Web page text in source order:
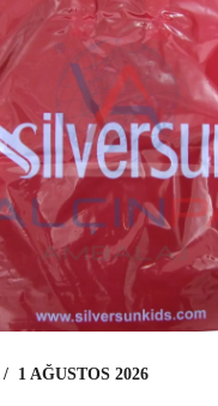
1 AĞUSTOS 2026